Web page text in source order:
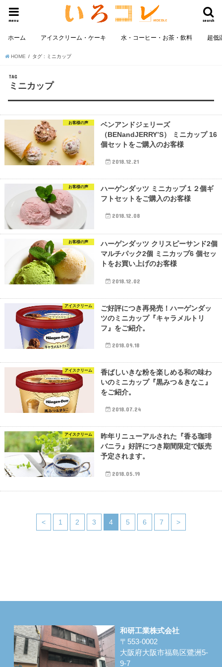
search
menu
ホーム アイスクリーム・ケーキ 水・コーヒー・お茶・飲料 超低
HOME タグ : ミニカップ
TAG
ミニカップ
お客様の声
ベンアンドジェリーズ
（BENandJERRY’S） ミニカップ 16
個セットをご購入のお客様
2018.12.21
お客様の声
ハーゲンダッツ ミニカップ１２個ギ
フトセットをご購入のお客様
2018.12.08
お客様の声
ハーゲンダッツ クリスピーサンド2個
マルチパック2個 ミニカップ6 個セッ
トをお買い上げのお客様
2018.12.02
アイスクリーム
ご好評につき再発売！ハーゲンダッ
ツのミニカップ『キャラメルトリ
フ』をご紹介。
2018.09.18
アイスクリーム
香ばしいきな粉を楽しめる和の味わ
いのミニカップ『黒みつ＆きなこ』
をご紹介。
2018.07.24
アイスクリーム
昨年リニューアルされた『香る珈琲
バニラ』好評につき期間限定で販売
予定されます。
2018.05.19
< 1 2 3 4 5 6 7 >
和研工業株式会社
〒553-0002
大阪府大阪市福島区鷺洲5-
9-7